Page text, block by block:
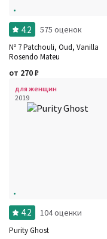
4.2 575 оценок
Nº 7 Patchouli, Oud, Vanilla
Rosendo Mateu
от 270₽
для женщин
2019
4.2 104 оценки
Purity Ghost